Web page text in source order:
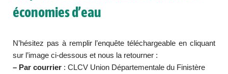
économies d’eau
N’hésitez pas à remplir l’enquête téléchargeable en cliquant
sur l’image ci-dessous et nous la retourner :
– Par courrier : CLCV Union Départementale du Finistère